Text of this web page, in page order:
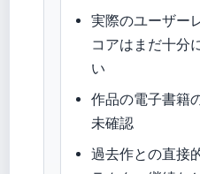
実際のユーザー
コアはまだ十分
い
作品の電子書籍
未確認
過去作との直接